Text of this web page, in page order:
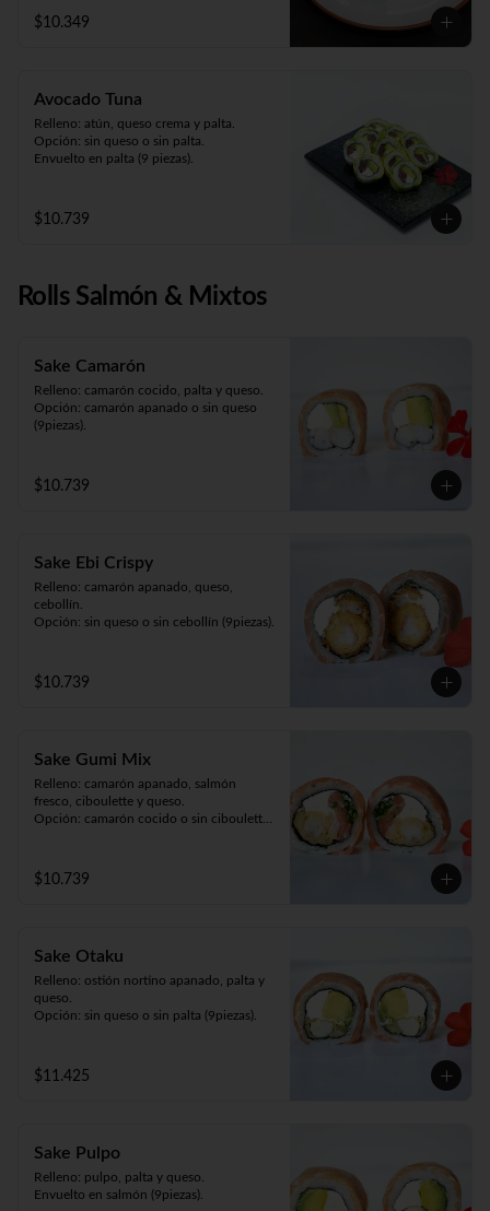
$10.349
Avocado Tuna
Relleno: atún, queso crema y palta.
Opción: sin queso o sin palta.
Envuelto en palta (9 piezas).
$10.739
Rolls Salmón & Mixtos
Sake Camarón
Relleno: camarón cocido, palta y queso.
Opción: camarón apanado o sin queso
(9piezas).
$10.739
Sake Ebi Crispy
Relleno: camarón apanado, queso,
cebollín.
Opción: sin queso o sin cebollín (9piezas).
$10.739
Sake Gumi Mix
Relleno: camarón apanado, salmón
fresco, ciboulette y queso.
Opción: camarón cocido o sin ciboulette
$10.739
Sake Otaku
Relleno: ostión nortino apanado, palta y
queso.
Opción: sin queso o sin palta (9piezas).
$11.425
Sake Pulpo
Relleno: pulpo, palta y queso.
Envuelto en salmón (9piezas).